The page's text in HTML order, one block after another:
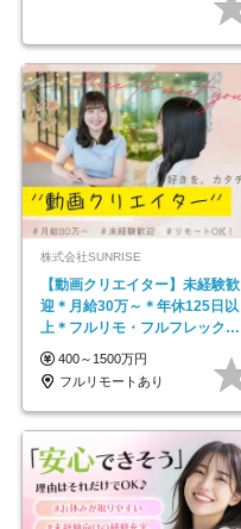
株式会社SUNRISE
【動画クリエイター】未経験歓
迎＊月給30万～＊年休125日以
上＊フルリモ・フルフレックス
◆10名の採用が決定◆
400～1500万円
フルリモートあり